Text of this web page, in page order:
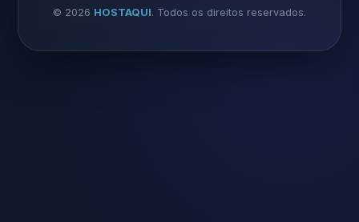
© 2026 HOSTAQUI. Todos os direitos reservados.